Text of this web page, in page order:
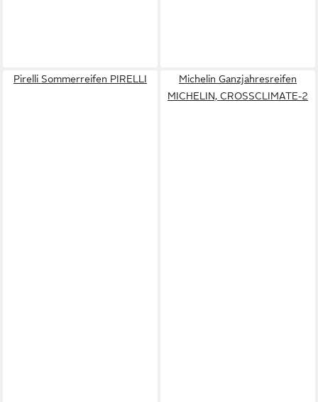
Pirelli Sommerreifen PIRELLI
Michelin Ganzjahresreifen
MICHELIN, CROSSCLIMATE-2